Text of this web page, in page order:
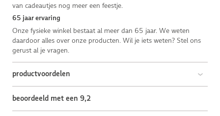
van cadeautjes nog meer een feestje.
65 jaar ervaring
Onze fysieke winkel bestaat al meer dan 65 jaar. We weten
daardoor alles over onze producten. Wil je iets weten? Stel ons
gerust al je vragen.
productvoordelen
beoordeeld met een 9,2